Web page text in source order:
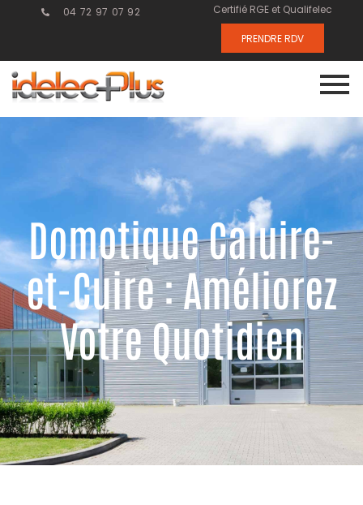
04 72 97 07 92 Certifié RGE et Qualifelec
PRENDRE RDV
Domotique Caluire-
et-Cuire : Améliorez
Votre Quotidien